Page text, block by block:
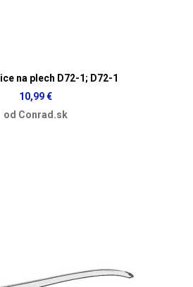
na plech D72-1; D72-1
10,99 €
od Conrad.sk